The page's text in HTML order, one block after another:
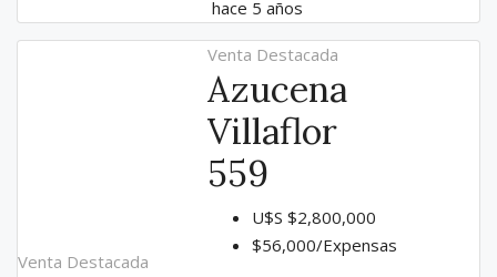
hace 5 años
Venta Destacada
Venta Destacada
Azucena
Villaflor
559
U$S $2,800,000
$56,000/Expensas